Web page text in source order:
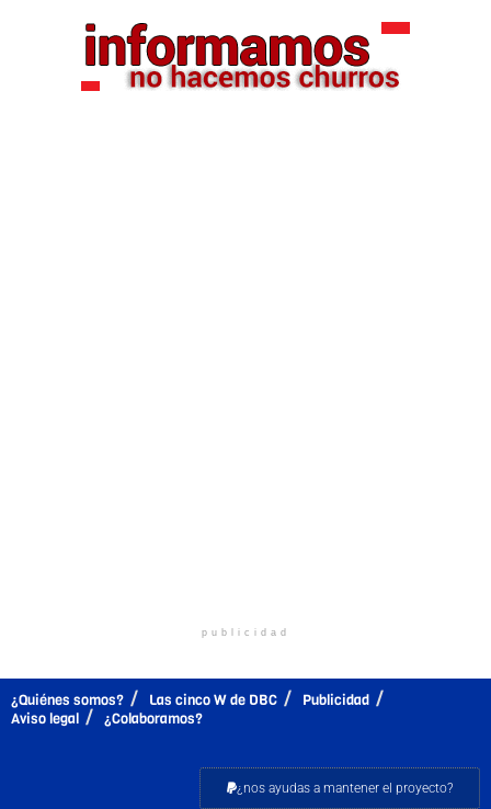
publicidad
¿Quiénes somos? Las cinco W de DBC
Publicidad
Aviso legal
¿Colaboramos?
¿nos ayudas a mantener el proyecto?